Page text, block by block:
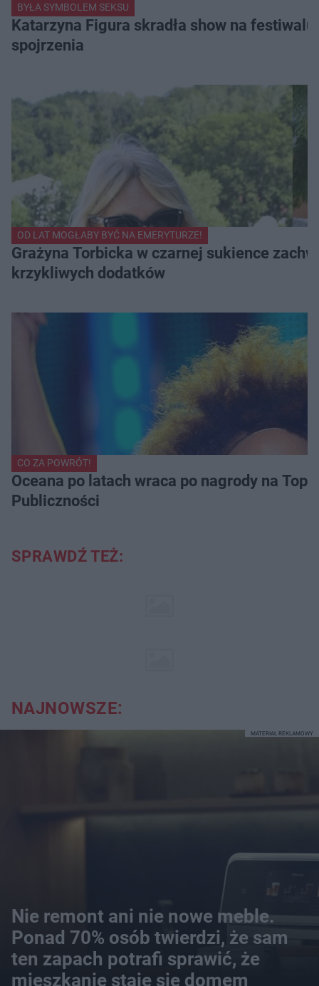
BYŁA SYMBOLEM SEKSU
Katarzyna Figura skradła show na
spojrzenia
OD LAT MOGŁABY BYĆ NA EMERYTURZE!
Grażyna Torbicka w czarnej sukience
krzykliwych dodatków
CO ZA POWRÓT!
Oceana po latach wraca po nagrody na Top
Publiczności
SPRAWDŹ TEŻ:
NAJNOWSZE:
Nie remont ani nie nowe meble.
Ponad 70% osób twierdzi, że sam
ten zapach potrafi sprawić, że
mieszkanie staje się domem
MATERIAŁ REKLAMOWY